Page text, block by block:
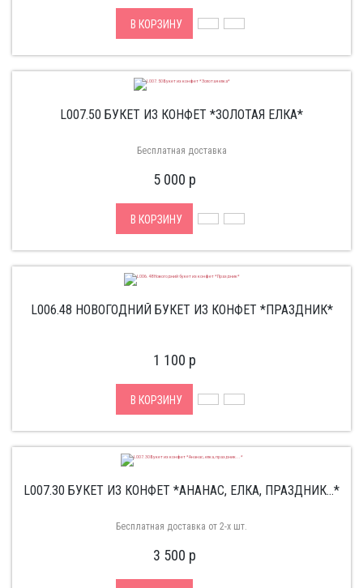
В КОРЗИНУ
L007.50 БУКЕТ ИЗ КОНФЕТ *ЗОЛОТАЯ ЕЛКА*
Бесплатная доставка
5 000 p
В КОРЗИНУ
L006.48 НОВОГОДНИЙ БУКЕТ ИЗ КОНФЕТ *ПРАЗДНИК*
1 100 p
В КОРЗИНУ
L007.30 БУКЕТ ИЗ КОНФЕТ *АНАНАС, ЕЛКА, ПРАЗДНИК...*
Бесплатная доставка от 2-х шт.
3 500 p